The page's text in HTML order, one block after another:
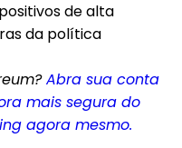
de alta
da política
Abra sua conta
mais segura do
agora mesmo.